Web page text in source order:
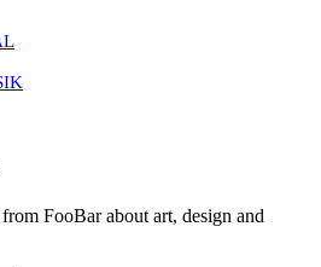
FooBar about art, design and